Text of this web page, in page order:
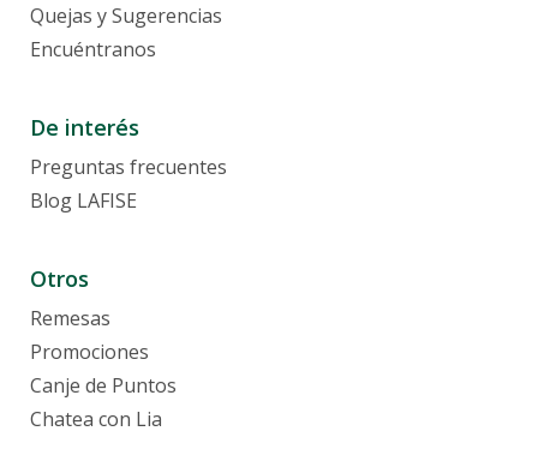
Quejas y Sugerencias
Encuéntranos
De interés
Preguntas frecuentes
Blog LAFISE
Otros
Remesas
Promociones
Canje de Puntos
Chatea con Lia